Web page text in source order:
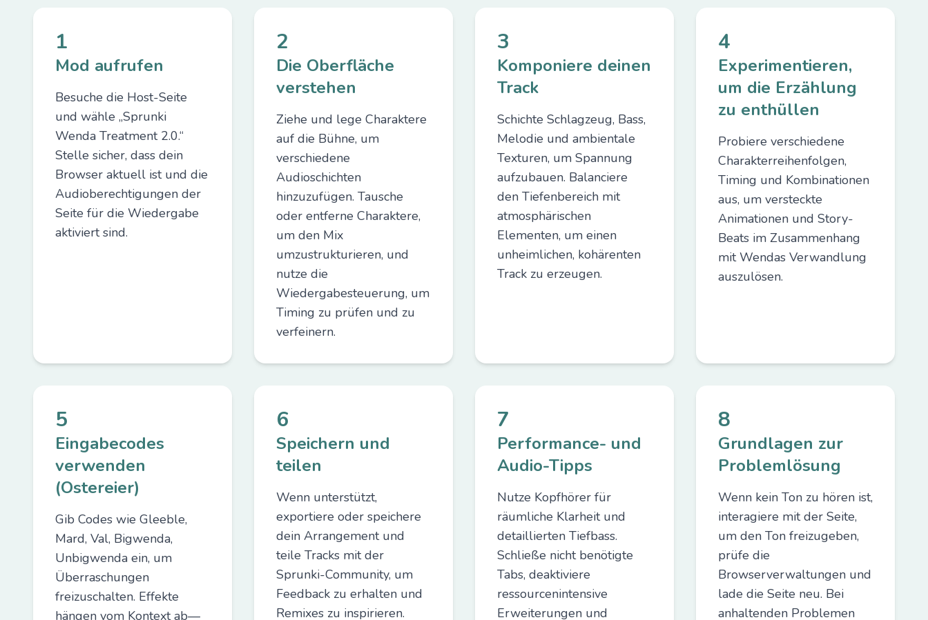
1
Mod aufrufen
Besuche die Host-Seite
und wähle „Sprunki
Wenda Treatment 2.0.“
Stelle sicher, dass dein
Browser aktuell ist und die
Audioberechtigungen der
Seite für die Wiedergabe
aktiviert sind.
2
Die Oberfläche
verstehen
Ziehe und lege Charaktere
auf die Bühne, um
verschiedene
Audioschichten
hinzuzufügen. Tausche
oder entferne Charaktere,
um den Mix
umzustrukturieren, und
nutze die
Wiedergabesteuerung, um
Timing zu prüfen und zu
verfeinern.
3
Komponiere deinen
Track
Schichte Schlagzeug, Bass,
Melodie und ambientale
Texturen, um Spannung
aufzubauen. Balanciere
den Tiefenbereich mit
atmosphärischen
Elementen, um einen
unheimlichen, kohärenten
Track zu erzeugen.
4
Experimentieren,
um die Erzählung
zu enthüllen
Probiere verschiedene
Charakterreihenfolgen,
Timing und Kombinationen
aus, um versteckte
Animationen und Story-
Beats im Zusammenhang
mit Wendas Verwandlung
auszulösen.
5
Eingabecodes
verwenden
(Ostereier)
Gib Codes wie Gleeble,
Mard, Val, Bigwenda,
Unbigwenda ein, um
Überraschungen
freizuschalten. Effekte
hängen vom Kontext ab—
6
Speichern und
teilen
Wenn unterstützt,
exportiere oder speichere
dein Arrangement und
teile Tracks mit der
Sprunki-Community, um
Feedback zu erhalten und
Remixes zu inspirieren.
7
Performance- und
Audio-Tipps
Nutze Kopfhörer für
räumliche Klarheit und
detaillierten Tiefbass.
Schließe nicht benötigte
Tabs, deaktiviere
ressourcenintensive
Erweiterungen und
8
Grundlagen zur
Problemlösung
Wenn kein Ton zu hören ist,
interagiere mit der Seite,
um den Ton freizugeben,
prüfe die
Browserverwaltungen und
lade die Seite neu. Bei
anhaltenden Problemen